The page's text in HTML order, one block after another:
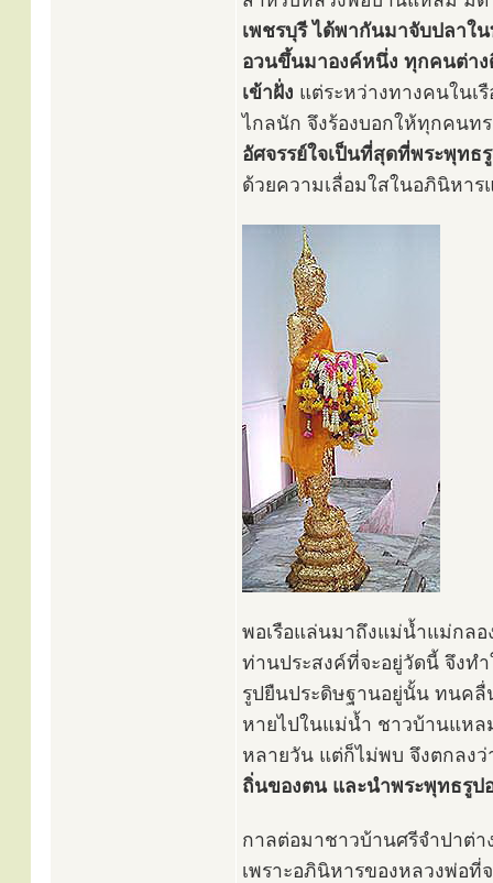
เพชรบุรี ได้พากันมาจับปลาใ
อวนขึ้นมาองค์หนึ่ง ทุกคนต่าง
เข้าฝั่ง แต่ระหว่างทางคนในเ
ไกลนัก จึงร้องบอกให้ทุกคนทร
อัศจรรย์ใจเป็นที่สุดที่พระพุทธ
ด้วยความเลื่อมใสในอภินิหา
พอเรือแล่นมาถึงแม่น้ำแม่กล
ท่านประสงค์ที่จะอยู่วัดนี้ จึง
รูปยืนประดิษฐานอยู่นั้น ทนคลื่
หายไปในแม่น้ำ ชาวบ้านแหล
หลายวัน แต่ก็ไม่พบ จึงตกลง
ถิ่นของตน และนำพระพุทธรูป
กาลต่อมาชาวบ้านศรีจำปาต่
เพราะอภินิหารของหลวงพ่อ